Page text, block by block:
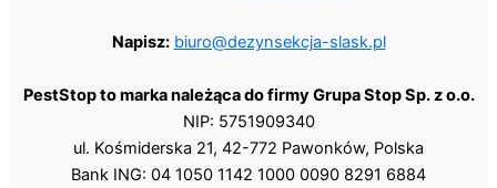
Napisz: biuro@dezynsekcja-slask.pl
PestStop to marka należąca do firmy Grupa Stop Sp. z o.o.
NIP: 5751909340
ul. Kośmiderska 21, 42-772 Pawonków, Polska
Bank ING: 04 1050 1142 1000 0090 8291 6884